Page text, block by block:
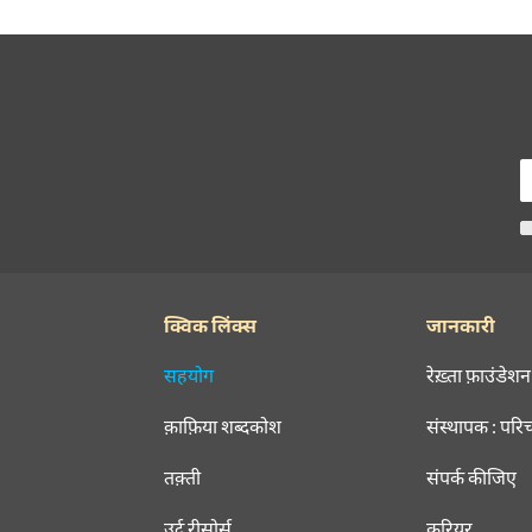
क्विक लिंक्स
सहयोग
क़ाफ़िया शब्दकोश
तक़्ती
जानकारी
रेख़्ता फ़ाउंडेशन
संस्थापक :
संपर्क कीजिए